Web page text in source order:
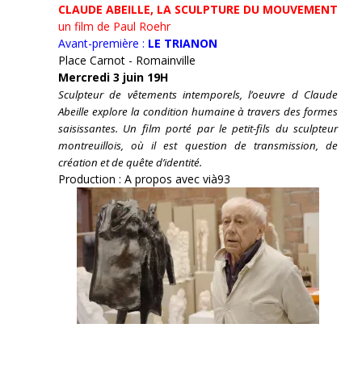
CLAUDE ABEILLE, LA SCULPTURE DU MOUVEMENT
un film de Paul Roehr
Avant-première : LE TRIANON
Place Carnot - Romainville
Mercredi 3 juin 19H
Sculpteur de vêtements intemporels, l’oeuvre d Claude
Abeille explore la condition humaine à travers des formes
saisissantes. Un film porté par le petit-fils du sculpteur
montreuillois, où il est question de transmission, de
création et de quête d’identité.
Production : A propos avec vià93